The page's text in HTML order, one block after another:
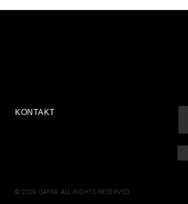
KONTAKT
© 2026 GAFFA. ALL RIGHTS RESERVED